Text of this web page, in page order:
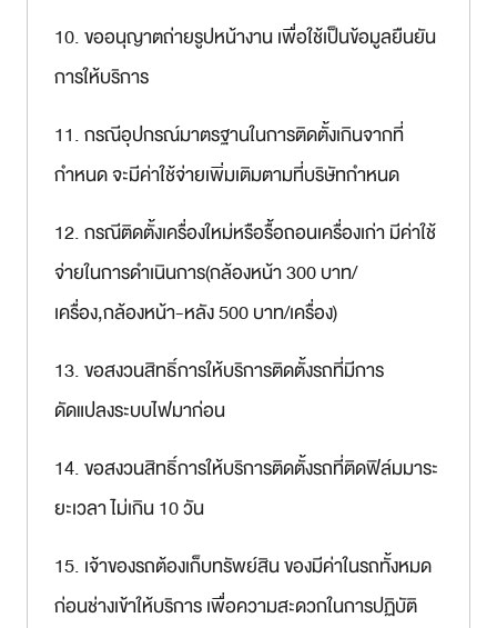
10. ขออนุญาตถ่ายรูปหน้างาน เพื่อใช้เป็นข้อมูลยืนยัน
การให้บริการ
11. กรณีอุปกรณ์มาตรฐานในการติดตั้งเกินจากที่
กำหนด จะมีค่าใช้จ่ายเพิ่มเติมตามที่บริษัทกำหนด
12. กรณีติดตั้งเครื่องใหม่หรือรื้อถอนเครื่องเก่า มีค่าใช้
จ่ายในการดำเนินการ(กล้องหน้า 300 บาท/
เครื่อง,กล้องหน้า-หลัง 500 บาท/เครื่อง)
13. ขอสงวนสิทธิ์การให้บริการติดตั้งรถที่มีการ
ดัดแปลงระบบไฟมาก่อน
14. ขอสงวนสิทธิ์การให้บริการติดตั้งรถที่ติดฟิล์มมาระ
ยะเวลา ไม่เกิน 10 วัน
15. เจ้าของรถต้องเก็บทรัพย์สิน ของมีค่าในรถทั้งหมด
ก่อนช่างเข้าให้บริการ เพื่อความสะดวกในการปฏิบัติ